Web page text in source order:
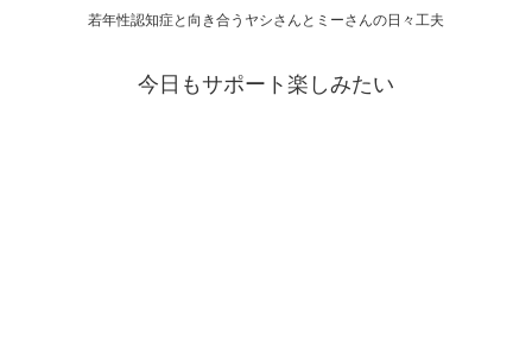
若年性認知症と向き合うヤシさんとミーさんの日々工夫
今日もサポート楽しみたい